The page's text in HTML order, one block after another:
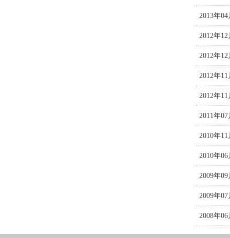
2013年
2012年
2012年
2012年
2012年
2011年
2010年
2010年
2009年
2009年
2008年